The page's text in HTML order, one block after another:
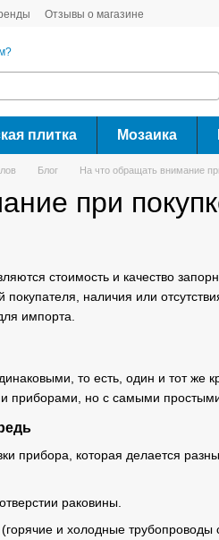
Отзывы о магазине
плитка Мозаика
Блог На что обращать внимание
при
стоимость и качество
наличия или
импорта.
то есть, один и тот
приборами, но с самыми
прибора, которая делается
раковины.
и холодные